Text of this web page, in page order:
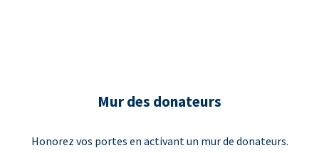
Mur des donateurs
Honorez vos portes en activant un mur de donateurs.